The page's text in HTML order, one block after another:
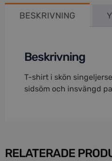
BESKRIVNING
Beskrivning
T-shirt i skön
sidsöm och insvängd
RELATERADE